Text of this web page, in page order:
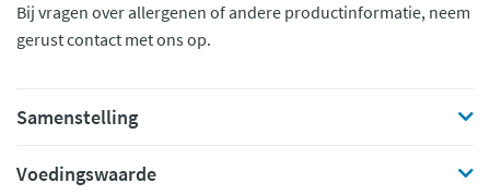
Bij vragen over allergenen of andere productinformatie, neem
gerust contact met ons op.
Samenstelling
Voedingswaarde